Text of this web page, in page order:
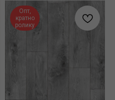
Опт,
кратно
ролику